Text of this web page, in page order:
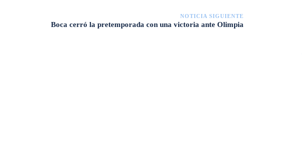
NOTICIA SIGUIENTE
Boca cerró la pretemporada con una victoria ante Olimpia